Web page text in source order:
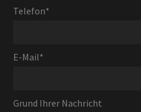
Telefon*
E-Mail*
Grund Ihrer Nachricht